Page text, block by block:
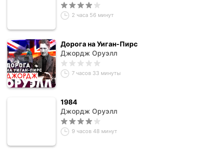
2 часа 56 минут
Дорога на Уиган-Пирс
Джордж Оруэлл
7 часов 33 минуты
1984
Джордж Оруэлл
9 часов 48 минут